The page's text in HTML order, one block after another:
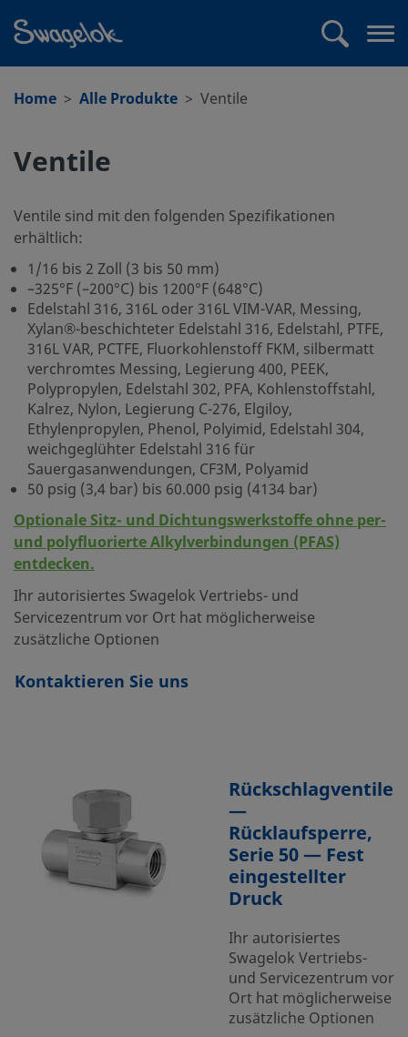
Home
Alle Produkte Ventile
Ventile
Ventile sind mit den folgenden Spezifikationen
erhältlich:
1/16 bis 2 Zoll (3 bis 50 mm)
–325°F (–200°C) bis 1200°F (648°C)
Edelstahl 316, 316L oder 316L VIM-VAR, Messing,
Xylan®-beschichteter Edelstahl 316, Edelstahl, PTFE,
316L VAR, PCTFE, Fluorkohlenstoff FKM, silbermatt
verchromtes Messing, Legierung 400, PEEK,
Polypropylen, Edelstahl 302, PFA, Kohlenstoffstahl,
Kalrez, Nylon, Legierung C-276, Elgiloy,
Ethylenpropylen, Phenol, Polyimid, Edelstahl 304,
weichgeglühter Edelstahl 316 für
Sauergasanwendungen, CF3M, Polyamid
50 psig (3,4 bar) bis 60.000 psig (4134 bar)
Optionale Sitz- und Dichtungswerkstoffe ohne per-
und polyfluorierte Alkylverbindungen (PFAS)
entdecken.
Ihr autorisiertes Swagelok Vertriebs- und
Servicezentrum vor Ort hat möglicherweise
zusätzliche Optionen
Kontaktieren Sie uns
Rückschlagventile
—
Rücklaufsperre,
Serie 50 — Fest
eingestellter
Druck
Ihr autorisiertes
Swagelok Vertriebs-
und Servicezentrum vor
Ort hat möglicherweise
zusätzliche Optionen